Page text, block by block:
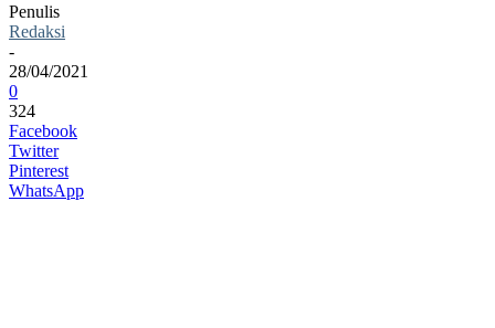
Penulis
Redaksi
-
28/04/2021
0
324
Facebook
Twitter
Pinterest
WhatsApp